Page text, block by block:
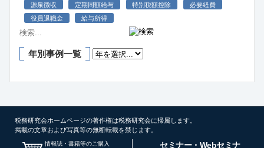
源泉徴収
定期同額給与 特別税額控除
必要経費
役員退職金
給与所得
年別事例一覧
税務研究会ホームページの著作権は税務研究会に帰属します。
掲載の文章および写真等の無断転載を禁じます。
情報誌・書籍等のご購入 セミナー・Webセミナ